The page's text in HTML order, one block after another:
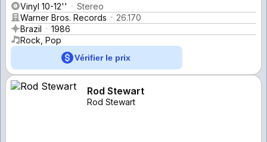
Vinyl 10-12''
Stereo
Warner Bros. Records
26.170
Brazil
1986
Rock, Pop
Vérifier le prix
Rod Stewart
Rod Stewart